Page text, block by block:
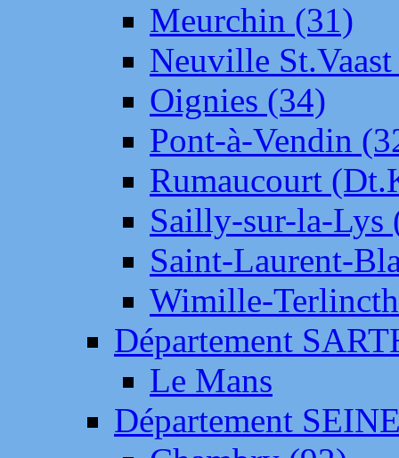
Meurchin (31)
Neuville
Oignies (34)
Pont-à-Vendin
Rumaucourt
Sailly-sur-la-Lys
Saint-Laurent-
Wimille-
Département
Le Mans
Département